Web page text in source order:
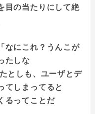
目の当たりにして絶
なにこれ？うんこが
たしな
としも、ユーザとデ
てしまってると
るってことだ